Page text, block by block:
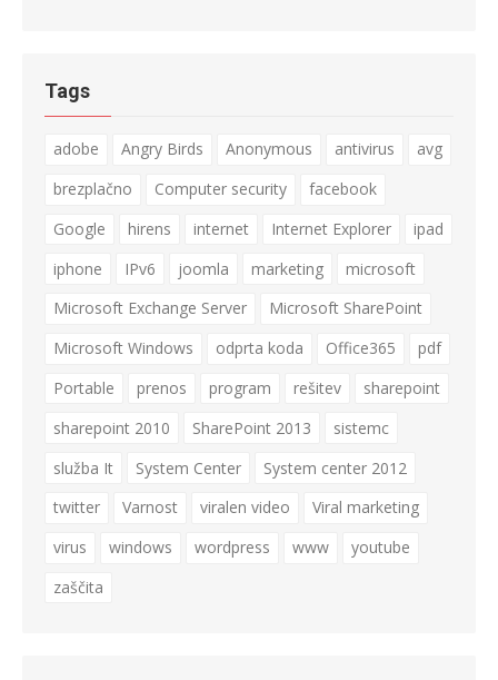
Tags
adobe Angry Birds Anonymous antivirus
avg
brezplačno
Computer security
facebook
Google
hirens internet Internet Explorer
ipad
iphone
IPv6 joomla marketing
microsoft
Microsoft Exchange Server
Microsoft SharePoint
Microsoft Windows
odprta koda Office365
pdf
Portable
prenos program rešitev
sharepoint
sharepoint 2010
SharePoint 2013
sistemc
služba It
System Center
System center 2012
twitter
Varnost viralen video
Viral marketing
virus
windows wordpress www
youtube
zaščita